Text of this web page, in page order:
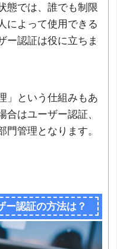
態では、誰でも制限
によって使用できる
ー認証は役に立ちま
」という仕組みもあ
合はユーザー認証、
門管理となります。
ー認証の方法は？